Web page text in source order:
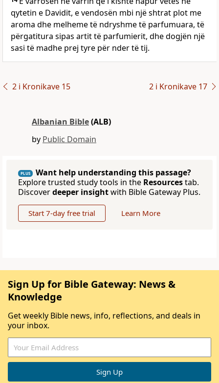
qytetin e Davidit, e vendosën mbi një shtrat plot me
aroma dhe melheme të ndryshme të parfumuara, të
përgatitura sipas artit të parfumierit, dhe dogjën një
sasi të madhe prej tyre për nder të tij.
2 i Kronikave 15 2 i Kronikave 17
Albanian Bible(ALB)
by Public Domain
PLUS
Want help understanding this passage?
Explore trusted study tools in the Resourcestab.
Discoverdeeper insightwith Bible Gateway Plus.
Start 7-day free trial Learn More
Sign Up for Bible Gateway: News &
Knowledge
Get weekly Bible news, info, reflections, and deals in
your inbox.